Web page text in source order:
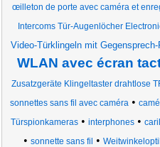
œilleton de porte avec caméra et
Intercoms Tür-Augenlöcher
Video-Türklingeln mit
WLAN avec écran
Zusatzgeräte Klingeltaster drahtlose
sonnettes sans fil avec caméra •
Türspionkameras • interphones •
• sonnette sans fil •